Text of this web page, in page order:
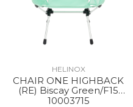
HELINOX
CHAIR ONE HIGHBACK
(RE) Biscay Green/F15
Silver
10003715